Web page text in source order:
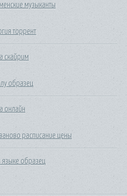
музыканты
торрент
скайрим
образец
онлайн
расписание цены
образец